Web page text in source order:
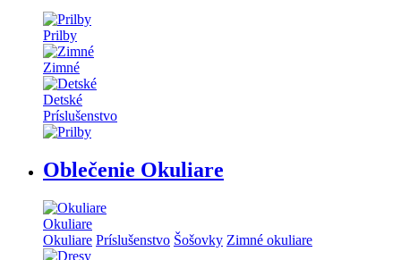
Prilby
Zimné
Detské
Príslušenstvo
Oblečenie Okuliare
Okuliare
Okuliare Príslušenstvo Šošovky Zimné okuliare